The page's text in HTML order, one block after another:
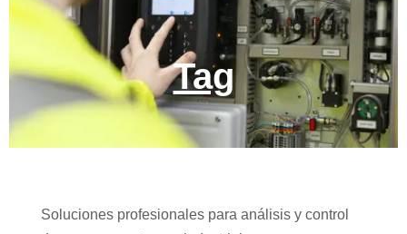
Tag
Soluciones profesionales para análisis y control